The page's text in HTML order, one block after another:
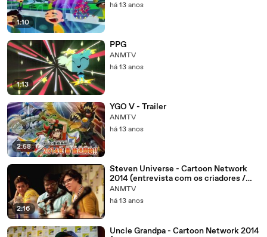
1:10
há 13 anos
1:13
PPG
ANMTV
há 13 anos
2:58
YGO V - Trailer
ANMTV
há 13 anos
2:16
Steven Universe - Cartoon Network
2014 (entrevista com os criadores /
entrevista con los creadores)
ANMTV
há 13 anos
Uncle Grandpa - Cartoon Network 2014